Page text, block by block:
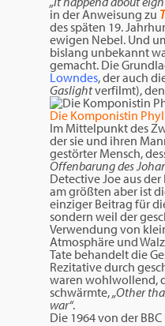
in der Anweisung zu
des späten 19.
ewigen Nebel. Und
bislang unbekannt
gemacht. Die
Lowndes, der auch
Gaslightverfilmt), den
Die Komponistin
Im Mittelpunkt des
der sie und ihren
gestörter Mensch,
Offenbarung des
Detective Joe aus
am größten aber ist
einziger Beitrag für
sondern weil der
Verwendung von
Atmosphäre und
Tate behandelt die
Rezitative durch
waren wohlwollend,
schwärmte,„Other
war“.
Die 1964 von der